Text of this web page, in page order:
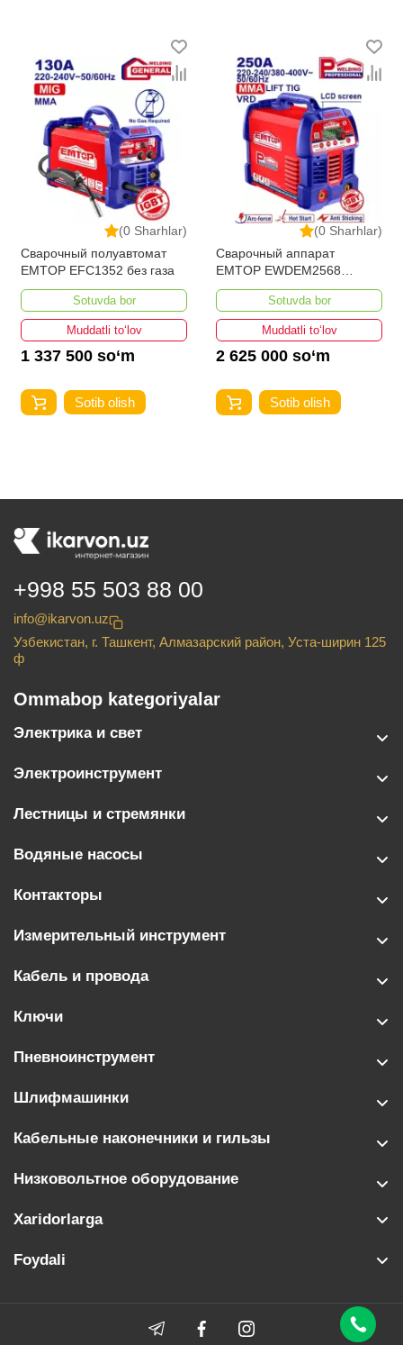
(0 Sharhlar)
Сварочный полуавтомат
EMTOP EFC1352 без газа
Sotuvda bor
Muddatli to‘lov
1 337 500 so‘m
Sotib olish
(0 Sharhlar)
Сварочный аппарат
EMTOP EWDEM2568
MMA/TIG Lift
Sotuvda bor
Muddatli to‘lov
2 625 000 so‘m
Sotib olish
+998 55 503 88 00
info@ikarvon.uz
Узбекистан, г. Ташкент, Алмазарский район, Уста-ширин 125
ф
Ommabop kategoriyalar
Электрика и свет
Электроинструмент
Лестницы и стремянки
Водяные насосы
Контакторы
Измерительный инструмент
Кабель и провода
Ключи
Пневноинструмент
Шлифмашинки
Кабельные наконечники и гильзы
Низковольтное оборудование
Xaridorlarga
Foydali